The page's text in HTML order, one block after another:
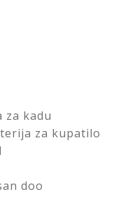
za kadu
za kupatilo
doo